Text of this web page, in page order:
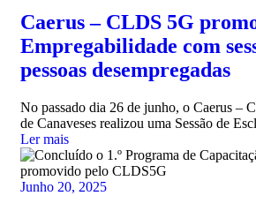
Caerus – CLDS 5G
Empregabilidade com
pessoas desempregadas
No passado dia 26 de junho, o Caerus –
de Canaveses realizou uma Sessão de
Ler mais
Junho 20, 2025